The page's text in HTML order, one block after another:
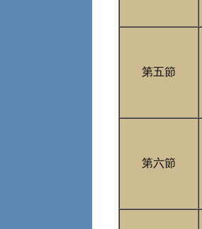
第五節
第六節